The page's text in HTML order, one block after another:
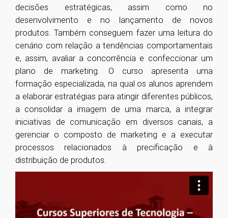
decisões estratégicas, assim como no
desenvolvimento e no lançamento de novos
produtos. Também conseguem fazer uma leitura do
cenário com relação a tendências comportamentais
e, assim, avaliar a concorrência e confeccionar um
plano de marketing. O curso apresenta uma
formação especializada, na qual os alunos aprendem
a elaborar estratégias para atingir diferentes públicos,
a consolidar a imagem de uma marca, a integrar
iniciativas de comunicação em diversos canais, a
gerenciar o composto de marketing e a executar
processos relacionados à precificação e à
distribuição de produtos.